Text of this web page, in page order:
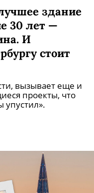
здание
30 лет —
И
стоит
вызывает еще и
проекты, что
упустил».